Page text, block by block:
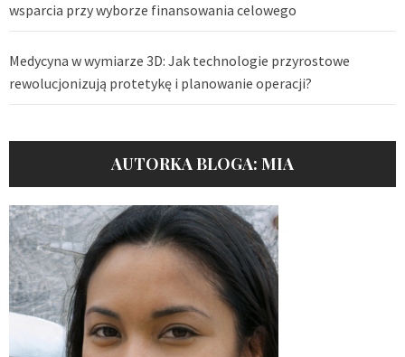
wsparcia przy wyborze finansowania celowego
Medycyna w wymiarze 3D: Jak technologie przyrostowe
rewolucjonizują protetykę i planowanie operacji?
AUTORKA BLOGA: MIA